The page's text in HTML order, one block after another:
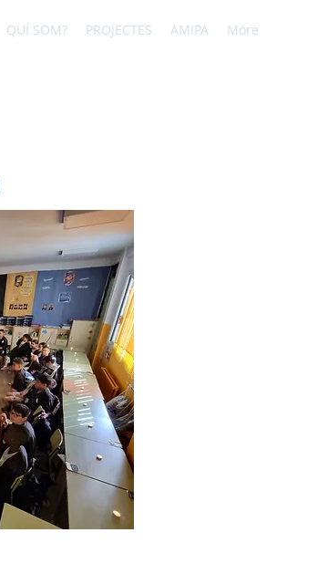
QUÍ SOM? PROJECTES AMIPA More